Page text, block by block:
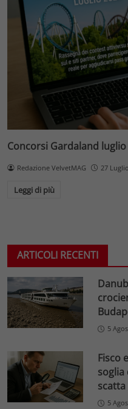
Concorsi Gardaland
Redazione VelvetMAG 27
Leggi di più
ARTICOLI RECENTI
5
Fisco
soglia
5